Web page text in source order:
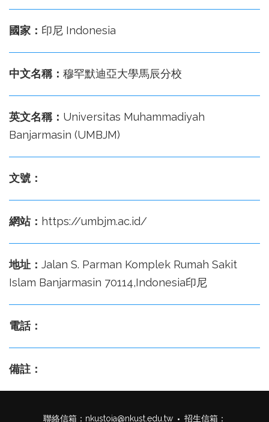
國家： 印尼 Indonesia
中文名稱： 穆罕默迪亞大學馬辰分校
英文名稱： Universitas Muhammadiyah
Banjarmasin (UMBJM)
文號：
網站： https://umbjm.ac.id/
地址： Jalan S. Parman Komplek Rumah Sakit
Islam Banjarmasin 70114,Indonesia印尼
電話：
備註：
聯絡信箱： nkustoia@nkust.edu.tw 招生信箱：